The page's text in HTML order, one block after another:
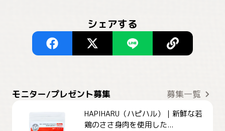
シェアする
モニター/プレゼント募集 募集一覧
HAPIHARU（ハピハル）｜新鮮な若
鶏のささ身肉を使用した...